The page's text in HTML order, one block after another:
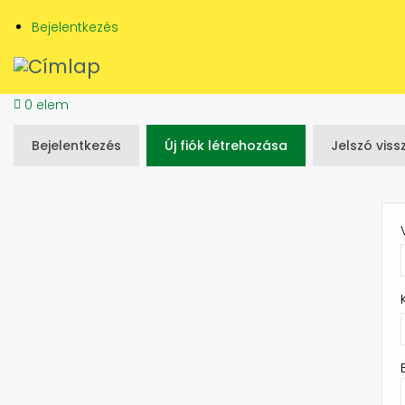
Bejelentkezés
0 elem
Elsődleges
Bejelentkezés Új fiók létrehozása Jelszó